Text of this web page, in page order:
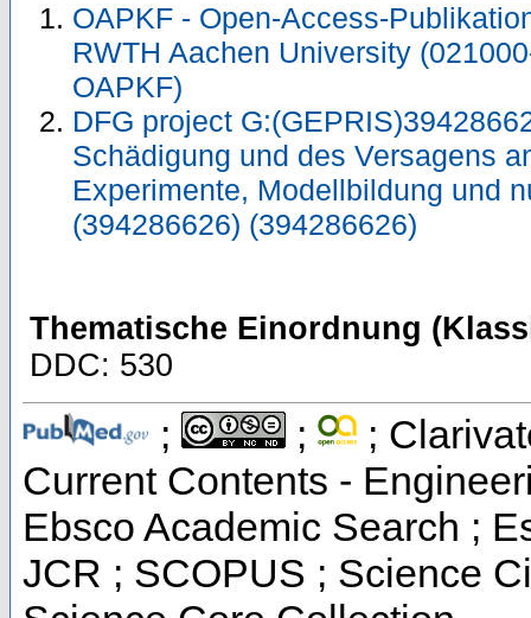
OAPKF - Open-Access-
RWTH Aachen University
OAPKF)
DFG project
Schädigung und des Versagens
Experimente, Modellbildung und
(394286626) (394286626)
Thematische Einordnung
DDC: 530
; ;
;
Current Contents -
Ebsco Academic Search ;
JCR ; SCOPUS ; Science